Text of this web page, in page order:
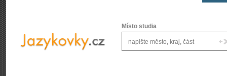
Místo studia